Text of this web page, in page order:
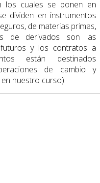
los cuales se ponen en
dividen en instrumentos
de materias primas,
de derivados son las
y los contratos a
están destinados
de cambio y
nuestro curso).